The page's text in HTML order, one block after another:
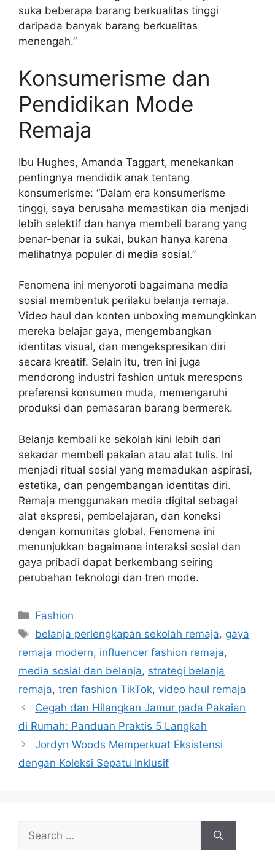
suka beberapa barang berkualitas tinggi
daripada banyak barang berkualitas
menengah.”
Konsumerisme dan
Pendidikan Mode
Remaja
Ibu Hughes, Amanda Taggart, menekankan
pentingnya mendidik anak tentang
konsumerisme: “Dalam era konsumerisme
tinggi, saya berusaha memastikan dia menjadi
lebih selektif dan hanya membeli barang yang
benar-benar ia sukai, bukan hanya karena
melihatnya populer di media sosial.”
Fenomena ini menyoroti bagaimana media
sosial membentuk perilaku belanja remaja.
Video haul dan konten unboxing memungkinkan
mereka belajar gaya, mengembangkan
identitas visual, dan mengekspresikan diri
secara kreatif. Selain itu, tren ini juga
mendorong industri fashion untuk merespons
preferensi konsumen muda, memengaruhi
produksi dan pemasaran barang bermerek.
Belanja kembali ke sekolah kini lebih dari
sekadar membeli pakaian atau alat tulis. Ini
menjadi ritual sosial yang memadukan aspirasi,
estetika, dan pengembangan identitas diri.
Remaja menggunakan media digital sebagai
alat ekspresi, pembelajaran, dan koneksi
dengan komunitas global. Fenomena ini
menunjukkan bagaimana interaksi sosial dan
gaya pribadi dapat berkembang seiring
perubahan teknologi dan tren mode.
Categories
Fashion
Tags
belanja perlengkapan sekolah remaja, gaya
remaja modern, influencer fashion remaja,
media sosial dan belanja, strategi belanja
remaja, tren fashion TikTok, video haul remaja
Cegah dan Hilangkan Jamur pada Pakaian
di Rumah: Panduan Praktis 5 Langkah
Jordyn Woods Memperkuat Eksistensi
dengan Koleksi Sepatu Inklusif
for: